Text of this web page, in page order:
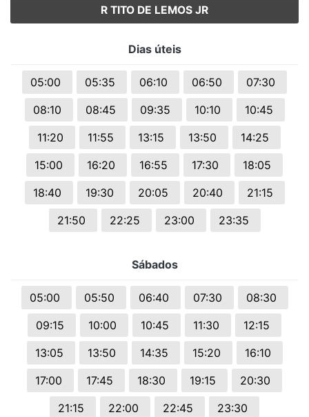
R TITO DE LEMOS JR
Dias úteis
05:00 05:35 06:10 06:50
07:30
08:10
08:45 09:35 10:10
10:45
11:20
11:55 13:15 13:50
14:25
15:00
16:20 16:55 17:30
18:05
18:40
19:30 20:05 20:40
21:15
21:50
22:25 23:00 23:35
Sábados
05:00 05:50 06:40 07:30
08:30
09:15
10:00 10:45 11:30
12:15
13:05
13:50 14:35 15:20
16:10
17:00
17:45 18:30 19:15
20:30
21:15
22:00 22:45 23:30